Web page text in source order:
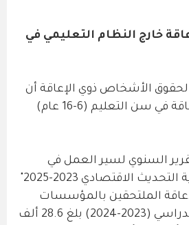
خارج النظام التعليمي في
الأشخاص ذوي الإعاقة أن
عدد الأطفال ذوي الإعاقة في سن التعليم (6-16 عام)
السنوي لسير العمل في
البرنامج التنفيذي لرؤية التحديث الاقتصادي 2023-2025"
الملتحقين بالمؤسسات
التعليمية في العام الدراسي (2023-2024) بلغ 28.6 ألف